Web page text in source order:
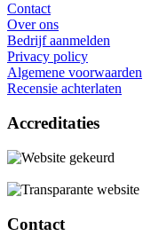
Contact
Over ons
Bedrijf aanmelden
Privacy policy
Algemene voorwaarden
Recensie achterlaten
Accreditaties
Contact